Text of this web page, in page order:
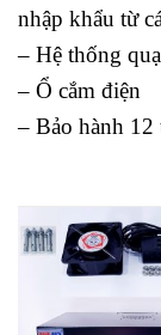
nhập khẩu từ
– Hệ thống
– Ổ cắm điện
– Bảo hành 12